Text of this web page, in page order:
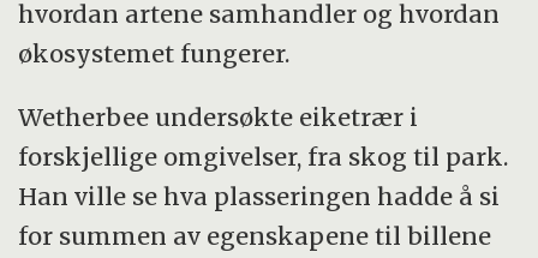
hvordan artene samhandler og hvordan
økosystemet fungerer.
Wetherbee undersøkte eiketrær i
forskjellige omgivelser, fra skog til park.
Han ville se hva plasseringen hadde å si
for summen av egenskapene til billene